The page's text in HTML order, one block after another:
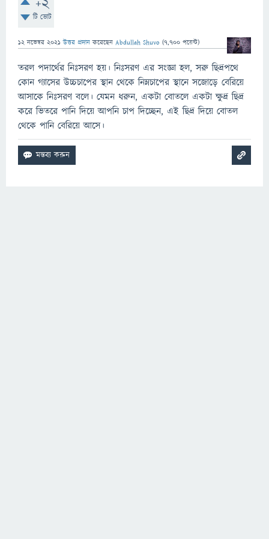
টি ভোট
12 নভেম্বর 2021 উত্তর প্রদান করেছেন Abdullah Shuvo (7,700 পয়েন্ট)
তরল পদার্থের নিঃসরণ হয়। নিঃসরণ এর সংজ্ঞা হল, সরু ছিদ্রপথে
কোন গ্যাসের উচ্চচাপের স্থান থেকে নিম্নচাপের স্থানে সজোড়ে বেরিয়ে
আসাকে নিঃসরণ বলে। যেমন ধরুন, একটা বোতলে একটা ক্ষুদ্র ছিদ্র
করে ভিতরে পানি দিয়ে আপনি চাপ দিচ্ছেন, এই ছিদ্র দিয়ে বোতল
থেকে পানি বেরিয়ে আসে।